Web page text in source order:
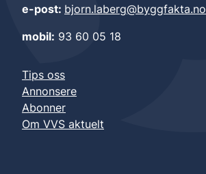
e-post: bjorn.laberg@byggfakta.no
mobil: 93 60 05 18
Tips oss
Annonsere
Abonner
Om VVS aktuelt